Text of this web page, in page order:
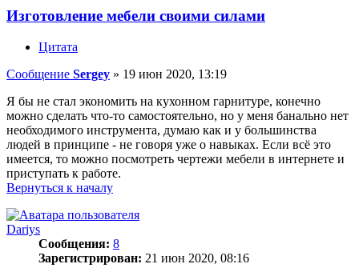
Изготовление мебели своими силами
Цитата
Сообщение Sergey » 19 июн 2020, 13:19
Я бы не стал экономить на кухонном гарнитуре, конечно
можно сделать что-то самостоятельно, но у меня банально нет
необходимого инструмента, думаю как и у большинства
людей в принципе - не говоря уже о навыках. Если всё это
имеется, то можно посмотреть чертежи мебели в интернете и
приступать к работе.
Вернуться к началу
Dariys
Сообщения: 8
Зарегистрирован: 21 июн 2020, 08:16